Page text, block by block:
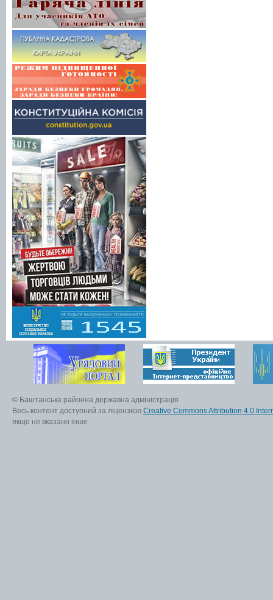
© Баштанська районна державна адміністрація
Весь контент доступний за ліцензією Creative Commons Attribution 4.0
якщо не вказано інше